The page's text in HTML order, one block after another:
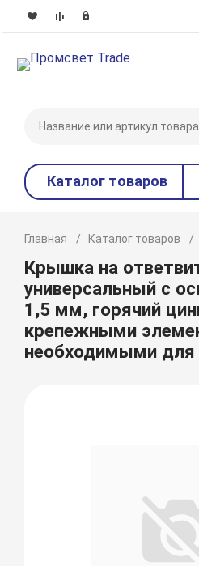
Каталог товаров
Главная Каталог товаров
Крышка на
универсальный с
1,5 мм, горячий
крепежными
необходимыми